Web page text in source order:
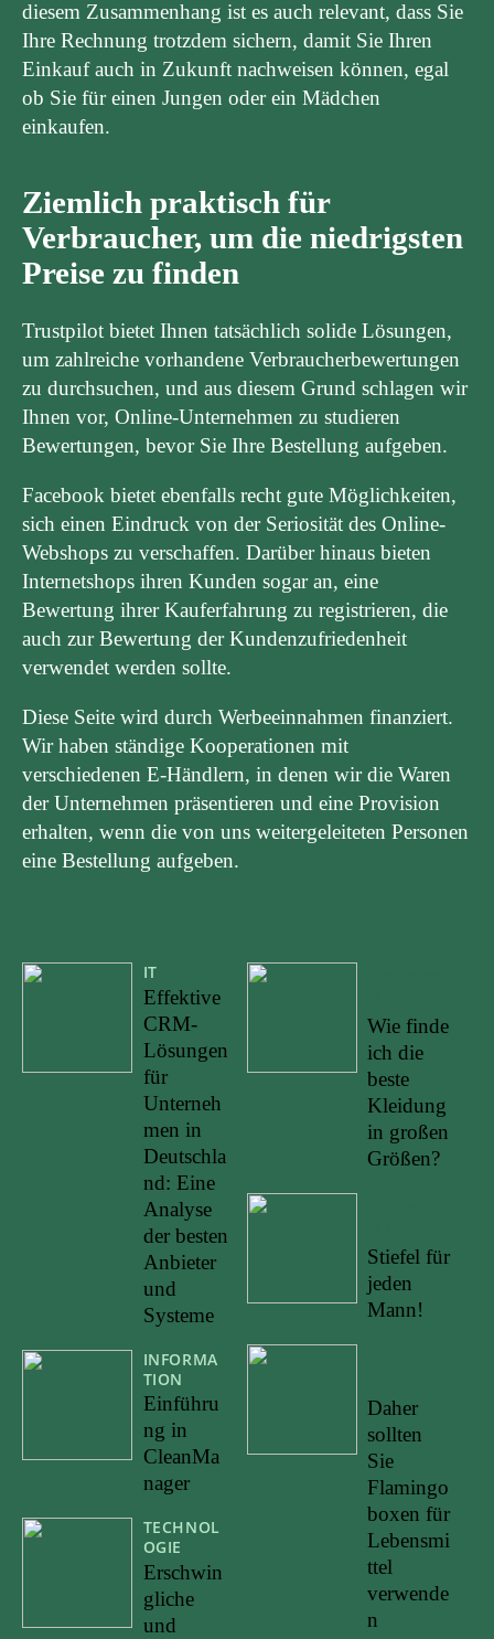
diesem Zusammenhang ist es auch relevant, dass Sie
Ihre Rechnung trotzdem sichern, damit Sie Ihren
Einkauf auch in Zukunft nachweisen können, egal
ob Sie für einen Jungen oder ein Mädchen
einkaufen.
Ziemlich praktisch für
Verbraucher, um die niedrigsten
Preise zu finden
Trustpilot bietet Ihnen tatsächlich solide Lösungen,
um zahlreiche vorhandene Verbraucherbewertungen
zu durchsuchen, und aus diesem Grund schlagen wir
Ihnen vor, Online-Unternehmen zu studieren
Bewertungen, bevor Sie Ihre Bestellung aufgeben.
Facebook bietet ebenfalls recht gute Möglichkeiten,
sich einen Eindruck von der Seriosität des Online-
Webshops zu verschaffen. Darüber hinaus bieten
Internetshops ihren Kunden sogar an, eine
Bewertung ihrer Kauferfahrung zu registrieren, die
auch zur Bewertung der Kundenzufriedenheit
verwendet werden sollte.
Diese Seite wird durch Werbeeinnahmen finanziert.
Wir haben ständige Kooperationen mit
verschiedenen E-Händlern, in denen wir die Waren
der Unternehmen präsentieren und eine Provision
erhalten, wenn die von uns weitergeleiteten Personen
eine Bestellung aufgeben.
IT
Effektive
CRM-
Lösungen
für
Unterneh
men in
Deutschla
nd: Eine
Analyse
der besten
Anbieter
und
Systeme
INFORMA
TION
Einführu
ng in
CleanMa
nager
TECHNOL
OGIE
Erschwin
gliche
und
Wie finde
ich die
beste
Kleidung
in großen
Größen?
Stiefel für
jeden
Mann!
Daher
sollten
Sie
Flamingo
boxen für
Lebensmi
ttel
verwende
n